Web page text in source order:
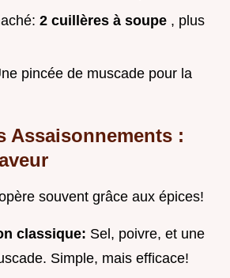
2 cuillères à soupe , plus
pincée de muscade pour la
Assaisonnements :
souvent grâce aux épices!
classique: Sel, poivre, et une
Simple, mais efficace!